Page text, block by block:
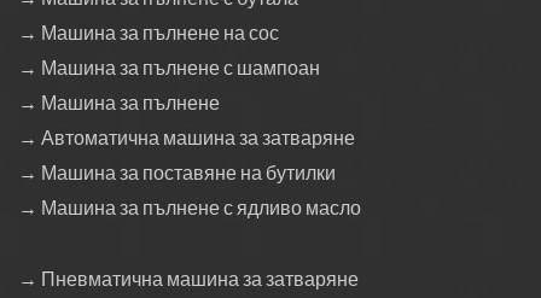
→ Машина за пълнене на сос
→ Машина за пълнене с шампоан
→ Машина за пълнене
→ Автоматична машина за затваряне
→ Машина за поставяне на бутилки
→ Машина за пълнене с ядливо масло
→ Пневматична машина за затваряне